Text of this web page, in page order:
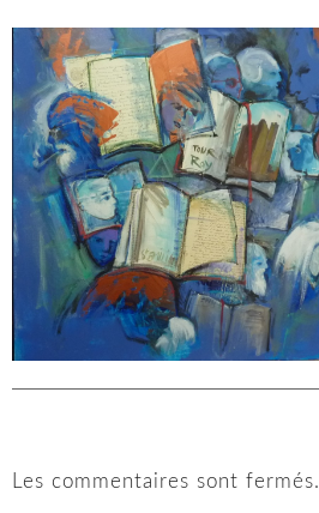
Les commentaires sont fermés.